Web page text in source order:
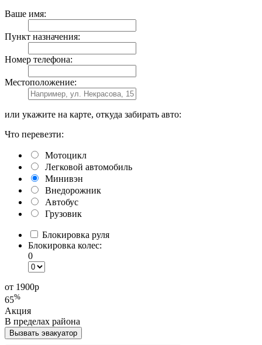
Ваше имя:
Пункт назначения:
Номер телефона:
Местоположение:
или укажите на карте, откуда забирать авто:
Что перевезти:
Мотоцикл
Легковой автомобиль
Минивэн
Внедорожник
Автобус
Грузовик
Блокировка руля
Блокировка колес:
0
от 1900р
65%
Акция
В пределах района
Вызвать эвакуатор